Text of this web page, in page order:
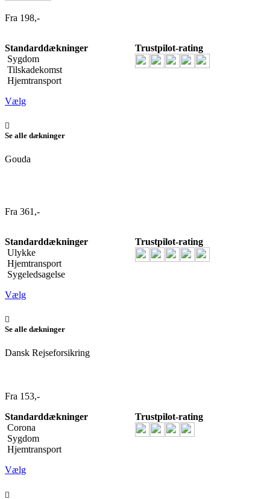
Fra 198,-
Standarddækninger
Sygdom
Tilskadekomst
Hjemtransport
Trustpilot-rating
Vælg
Se alle dækninger
Gouda
Fra 361,-
Standarddækninger
Ulykke
Hjemtransport
Sygeledsagelse
Trustpilot-rating
Vælg
Se alle dækninger
Dansk Rejseforsikring
Fra 153,-
Standarddækninger
Corona
Sygdom
Hjemtransport
Trustpilot-rating
Vælg